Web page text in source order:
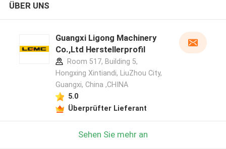
ÜBER UNS
Guangxi Ligong Machinery
Co.,Ltd Herstellerprofil
Room 517, Building 5,
Hongxing Xintiandi, LiuZhou City,
Guangxi, China ,CHINA
5.0
Überprüfter Lieferant
Sehen Sie mehr an